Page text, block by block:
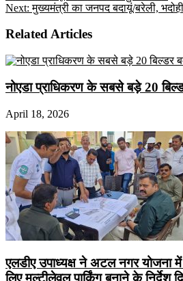
Next: मुख्यमंत्री का जनपद बदायूं/बरेली,
Related Articles
नोएडा प्राधिकरण के सबसे बड़े 20
April 18, 2026
एलडीए उपाध्यक्ष ने अटल नगर योजना में
लिए मल्टीलेवल पार्किंग बनाने के निर्देश